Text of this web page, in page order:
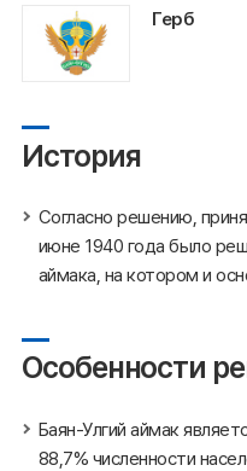
Герб
История
Согласно решению,
июне 1940 года было
аймака, на котором и
Особенности
Баян-Улгий аймак
88,7% численности